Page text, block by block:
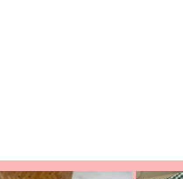
מעולפסטל טוניסאי לתשעת